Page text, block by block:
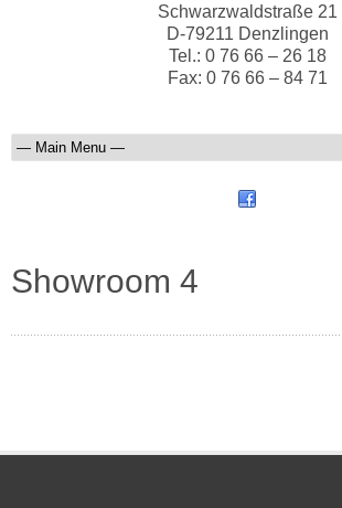
Schwarzwaldstraße 21
D-79211 Denzlingen
Tel.: 0 76 66 – 26 18
Fax: 0 76 66 – 84 71
Showroom 4